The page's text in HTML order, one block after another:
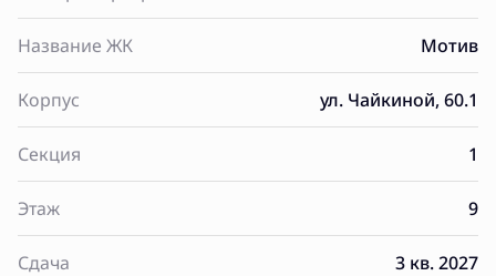
Название ЖК Мотив
Корпус ул. Чайкиной, 60.1
Секция 1
Этаж 9
Сдача 3 кв. 2027